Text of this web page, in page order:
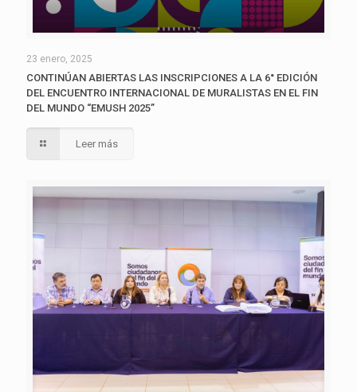
23 enero, 2025
CONTINÚAN ABIERTAS LAS INSCRIPCIONES A LA 6° EDICIÓN
DEL ENCUENTRO INTERNACIONAL DE MURALISTAS EN EL FIN
DEL MUNDO “EMUSH 2025”
Leer más